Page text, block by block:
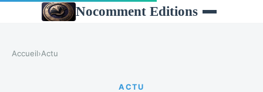
Nocomment Editions
Accueil›Actu
ACTU